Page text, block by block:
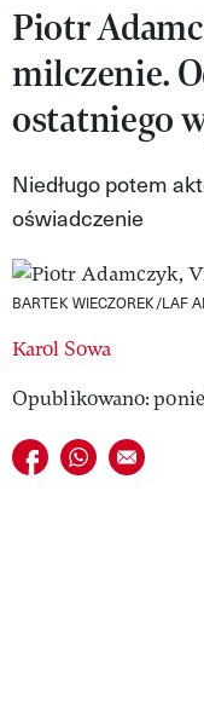
Nasze akcje
VIVA!ART
VIVA!MODA
VIVA!MAN
VIVA!PEOPLE POWER
Piotr
milczenie.
ostatniego
Niedługo potem
oświadczenie
BARTEK WIECZOREK/LAF
Karol Sowa
Opublikowano:
Udostępnij na
Udostępnij na
E-mail do